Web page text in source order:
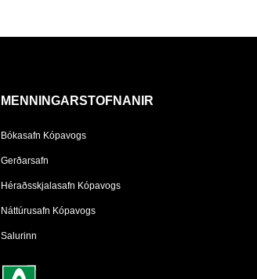
MENNINGARSTOFNANIR
Bókasafn Kópavogs
Gerðarsafn
Héraðsskjalasafn Kópavogs
Náttúrusafn Kópavogs
Salurinn